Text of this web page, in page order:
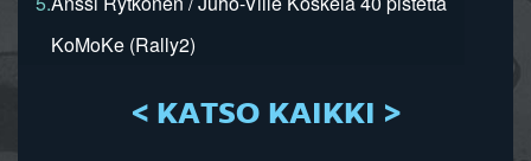
KoMoKe (Rally2)
< KATSO KAIKKI >